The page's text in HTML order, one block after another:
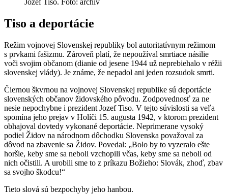
Tiso a deportácie
Režim vojnovej Slovenskej republiky bol autoritatívnym režimom
s prvkami fašizmu. Zároveň platí, že nepoužíval smrtiace násilie
voči svojim občanom (dianie od jesene 1944 už neprebiehalo v réžii
slovenskej vlády). Je známe, že nepadol ani jeden rozsudok smrti.
Čiernou škvrnou na vojnovej Slovenskej republike sú deportácie
slovenských občanov židovského pôvodu. Zodpovednosť za ne
nesie nepochybne i prezident Jozef Tiso. V tejto súvislosti sa veľa
spomína jeho prejav v Holíči 15. augusta 1942, v ktorom prezident
obhajoval dovtedy vykonané deportácie. Neprimerane vysoký
podiel Židov na národnom dôchodku Slovenska považoval za
dôvod na zbavenie sa Židov. Povedal: „Bolo by to vyzeralo ešte
horšie, keby sme sa neboli vzchopili včas, keby sme sa neboli od
nich očistili. A urobili sme to z príkazu Božieho: Slovák, zhoď, zbav
sa svojho škodcu!“
Tieto slová sú bezpochyby jeho hanbou.